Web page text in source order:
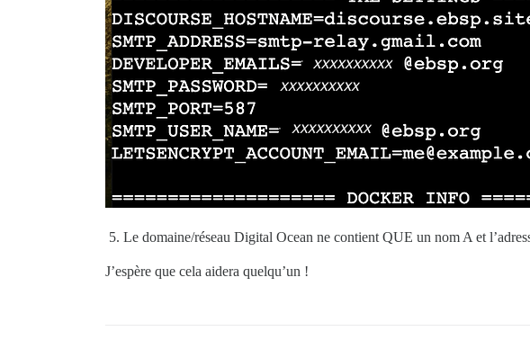
Le domaine/réseau Digital Ocean ne contient QUE un nom A et
J’espère que cela aidera quelqu’un !